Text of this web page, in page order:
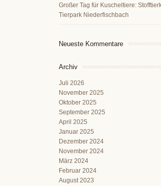
Großer Tag für Kuscheltiere:
Tierpark Niederfischbach
Neueste Kommentare
Archiv
Juli 2026
November 2025
Oktober 2025
September 2025
April 2025
Januar 2025
Dezember 2024
November 2024
März 2024
Februar 2024
August 2023